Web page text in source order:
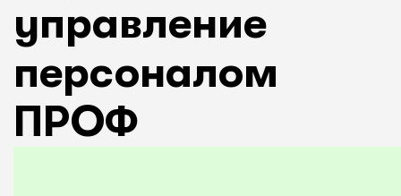
управление
персоналом
ПРОФ